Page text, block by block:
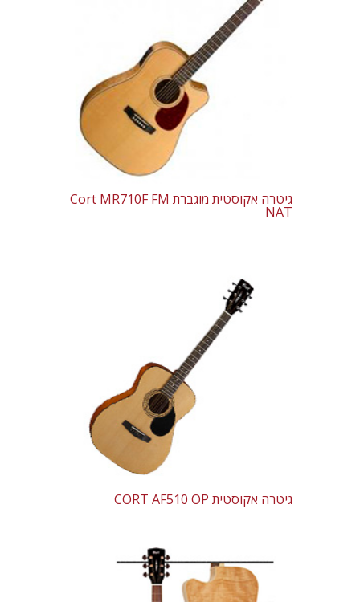
גיטרה אקוסטית מוגברת Cort MR710F FM
NAT
גיטרה אקוסטית CORT AF510 OP